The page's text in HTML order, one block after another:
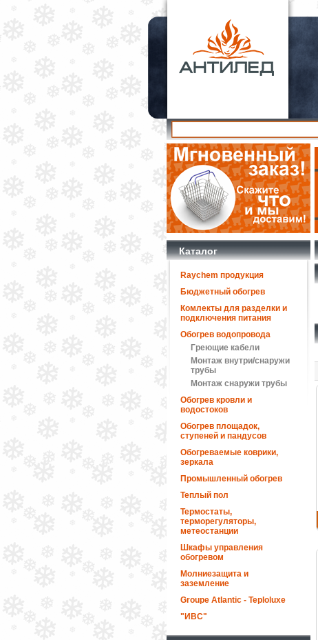
Каталог
Raychem продукция
Бюджетный обогрев
Комлекты для разделки и
подключения питания
Обогрев водопровода
Греющие кабели
Монтаж внутри/снаружи
трубы
Монтаж снаружи трубы
Обогрев кровли и
водостоков
Обогрев площадок,
ступеней и пандусов
Обогреваемые коврики,
зеркала
Промышленный обогрев
Теплый пол
Термостаты,
терморегуляторы,
метеостанции
Шкафы управления
обогревом
Молниезащита и
заземление
Groupe Atlantic - Teploluxe
"ИВС"